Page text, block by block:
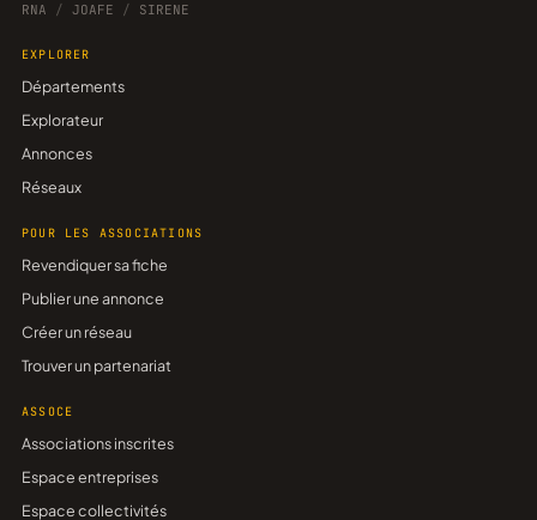
RNA / JOAFE / SIRENE
EXPLORER
Départements
Explorateur
Annonces
Réseaux
POUR LES ASSOCIATIONS
Revendiquer sa fiche
Publier une annonce
Créer un réseau
Trouver un partenariat
ASSOCE
Associations inscrites
Espace entreprises
Espace collectivités